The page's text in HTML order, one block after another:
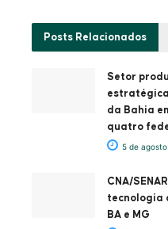
Posts Relacionados
Setor
da Bahia
quatro
5 de
CNA/
tecnologia
BA e MG